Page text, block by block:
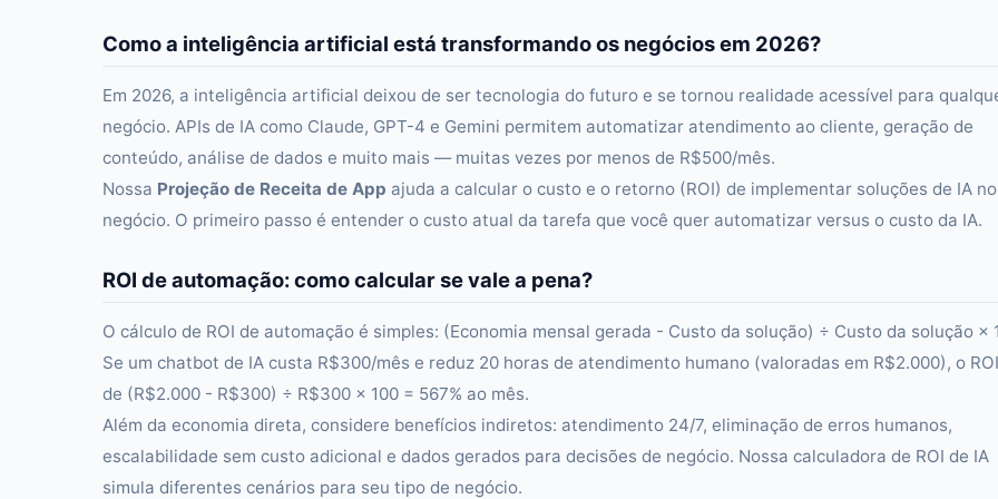
Como a inteligência artificial está transformando os negócios em 2026?
Em 2026, a inteligência artificial deixou de ser tecnologia do futuro e se tornou realidade acessível para
negócio. APIs de IA como Claude, GPT-4 e Gemini permitem automatizar atendimento ao cliente, geração de
conteúdo, análise de dados e muito mais — muitas vezes por menos de R$500/mês.
Nossa Projeção de Receita de App ajuda a calcular o custo e o retorno (ROI) de implementar soluções de IA
negócio. O primeiro passo é entender o custo atual da tarefa que você quer automatizar versus o custo da IA.
ROI de automação: como calcular se vale a pena?
O cálculo de ROI de automação é simples: (Economia mensal gerada - Custo da solução) ÷ Custo da solução ×
Se um chatbot de IA custa R$300/mês e reduz 20 horas de atendimento humano (valoradas em R$2.000), o
de (R$2.000 - R$300) ÷ R$300 × 100 = 567% ao mês.
Além da economia direta, considere benefícios indiretos: atendimento 24/7, eliminação de erros humanos,
escalabilidade sem custo adicional e dados gerados para decisões de negócio. Nossa calculadora de ROI de IA
simula diferentes cenários para seu tipo de negócio.